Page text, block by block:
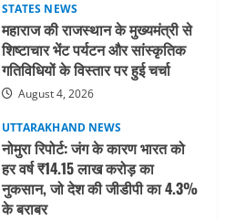
STATES NEWS
महाराज की राजस्थान के मुख्यमंत्री से
शिष्टाचार भेंट पर्यटन और सांस्कृतिक
गतिविधियों के विस्तार पर हुई चर्चा
August 4, 2026
UTTARAKHAND NEWS
नोमुरा रिपोर्ट: जंग के कारण भारत को
हर वर्ष ₹14.15 लाख करोड़ का
नुकसान, जो देश की जीडीपी का 4.3%
के बराबर